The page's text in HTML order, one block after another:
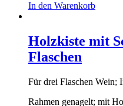
In den Warenkorb
Holzkiste mit
Flaschen
Für drei Flaschen Wein;
Rahmen genagelt; mit